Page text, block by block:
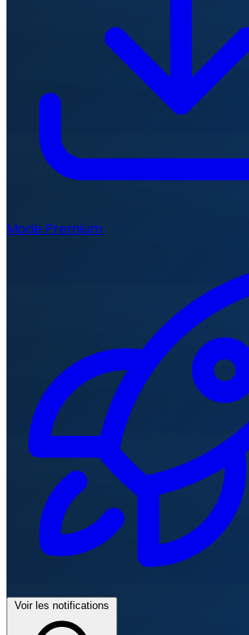
Mode Premium
Voir les notifications